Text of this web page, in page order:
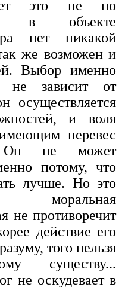
это не по
в объекте
нет никакой
же возможен и
Выбор именно
не зависит от
осуществляется
и воля
имеющим перевес
Он не может
потому, что
лучше. Но это
моральная
не противоречит
действие его
того нельзя
существу...
не оскудевает в